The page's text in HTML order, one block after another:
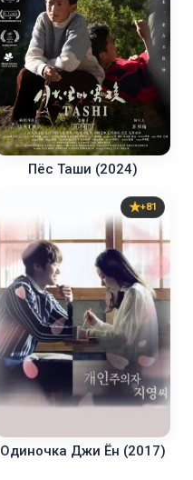
Пёс Таши (2024)
+81
Одиночка Джи Ён (2017)